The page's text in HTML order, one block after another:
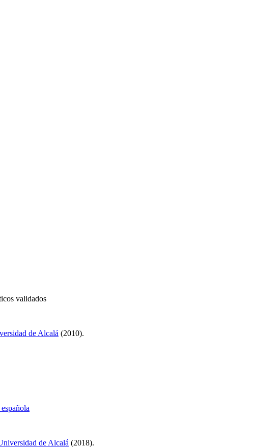
validados
de Alcalá (2010).
de Alcalá (2018).